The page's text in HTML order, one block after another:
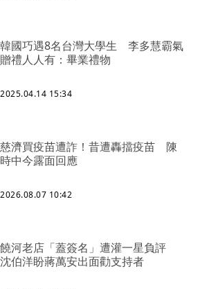
韓國巧遇8名台灣大學生 李多慧霸氣
贈禮人人有：畢業禮物
2025.04.14 15:34
慈濟買疫苗遭詐！昔遭轟擋疫苗 陳
時中今露面回應
2026.08.07 10:42
饒河老店「蓋簽名」遭灌一星負評
沈伯洋盼蔣萬安出面勸支持者